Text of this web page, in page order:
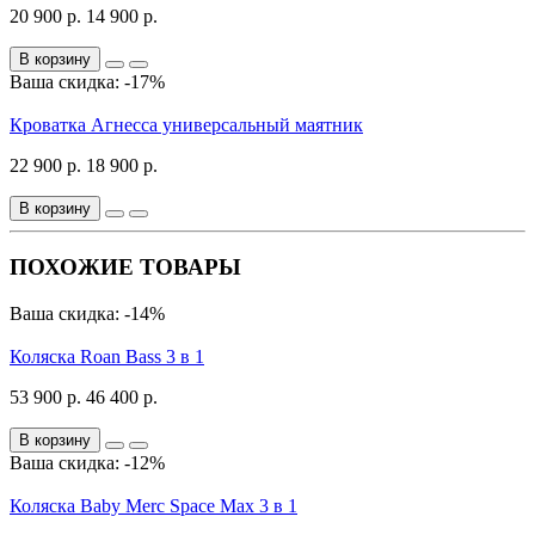
20 900 р. 14 900 р.
В корзину
Ваша скидка: -17%
Кроватка Агнесса универсальный маятник
22 900 р. 18 900 р.
В корзину
ПОХОЖИЕ ТОВАРЫ
Ваша скидка: -14%
Коляска Roan Bass 3 в 1
53 900 р. 46 400 р.
В корзину
Ваша скидка: -12%
Коляска Baby Merc Space Max 3 в 1